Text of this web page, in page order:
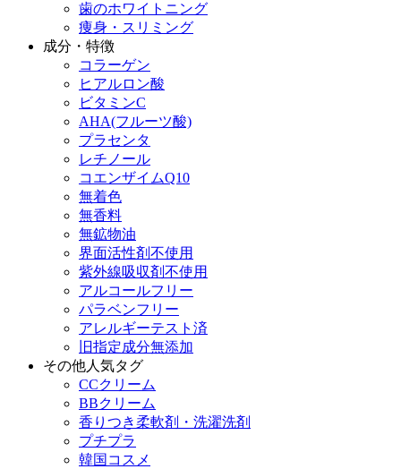
歯のホワイトニング
痩身・スリミング
成分・特徴
コラーゲン
ヒアルロン酸
ビタミンC
AHA(フルーツ酸)
プラセンタ
レチノール
コエンザイムQ10
無着色
無香料
無鉱物油
界面活性剤不使用
紫外線吸収剤不使用
アルコールフリー
パラベンフリー
アレルギーテスト済
旧指定成分無添加
その他人気タグ
CCクリーム
BBクリーム
香りつき柔軟剤・洗濯洗剤
プチプラ
韓国コスメ